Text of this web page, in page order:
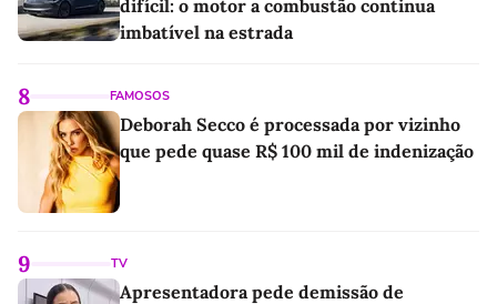
difícil: o motor a combustão continua
imbatível na estrada
8 FAMOSOS
Deborah Secco é processada por vizinho
que pede quase R$ 100 mil de indenização
9 TV
Apresentadora pede demissão de